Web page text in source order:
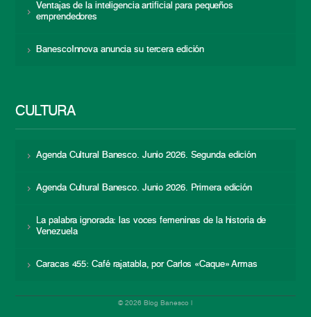
Ventajas de la inteligencia artificial para pequeños
emprendedores
BanescoInnova anuncia su tercera edición
CULTURA
Agenda Cultural Banesco. Junio 2026. Segunda edición
Agenda Cultural Banesco. Junio 2026. Primera edición
La palabra ignorada: las voces femeninas de la historia de
Venezuela
Caracas 455: Café rajatabla, por Carlos «Caque» Armas
© 2026 Blog Banesco |